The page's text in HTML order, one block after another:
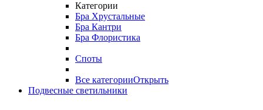
Категории
Бра Хрустальные
Бра Кантри
Бра Флористика
Споты
Все категорииОткрыть
Подвесные светильники